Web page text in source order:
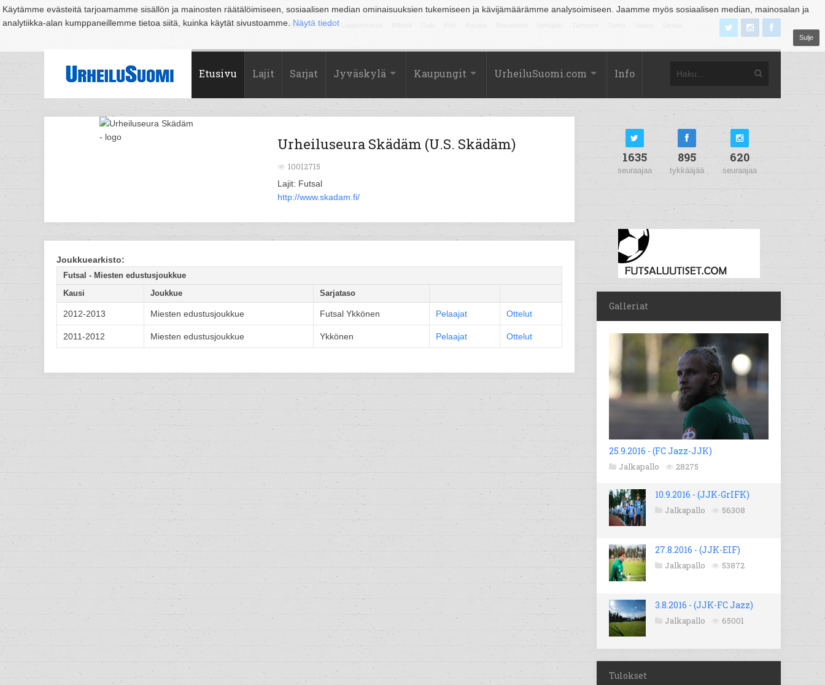
Käytämme evästeitä tarjoamamme sisällön ja mainosten räätälöimiseen, sosiaalisen median ominaisuuksien tukemiseen ja kävijämäärämme analysoimiseen. Jaamme myös sosiaalisen median, mainosalan ja
analytiikka-alan kumppaneillemme tietoa siitä, kuinka käytät sivustoamme. Näytä tiedot
Sulje
Suomi Espoo Helsinki Hämeenlinna Joensuu Jyväskylä Kouvola Kuopio Lahti
Etusivu Lajit Sarjat Jyväskylä Kaupungit UrheiluSuomi.com Info
Urheiluseura Skädäm (U.S. Skädäm)
10012715
Lajit: Futsal
http://www.skadam.fi/
Joukkuearkisto:
Futsal - Miesten edustusjoukkue
Kausi
Joukkue Sarjataso
2012-2013 Miesten edustusjoukkue Futsal Ykkönen Pelaajat Ottelut
2011-2012 Miesten edustusjoukkue Ykkönen Pelaajat Ottelut
1635
seuraajaa
895
tykkääjää
620
seuraajaa
Galleriat
25.9.2016 - (FC Jazz-JJK)
Jalkapallo 28275
10.9.2016 - (JJK-GrIFK)
Jalkapallo 56308
27.8.2016 - (JJK-EIF)
Jalkapallo 53872
3.8.2016 - (JJK-FC Jazz)
Jalkapallo 65001
Tulokset